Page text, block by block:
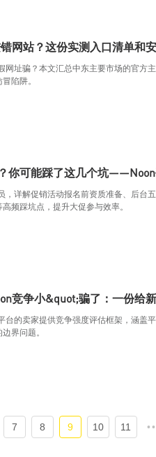
网站？这份实测入口清单和
网址骗？本文汇总中东主要市场的官方
陷阱。
你可能踩了这几个坑
，详解促销活动报名前资质准备、后台
频踩坑点，提升大促参与效率。
竞争小&quot;骗了：一份给
台的卖家提供竞争强度评估框架，涵盖
界问题。
7 8 9 10 11